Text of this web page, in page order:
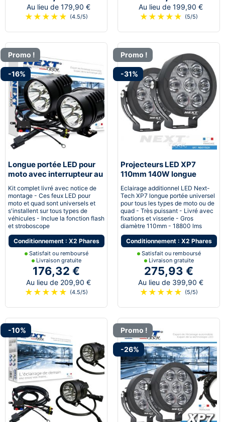
Au lieu de 179,90 €
★ ★ ★ ★ ★ (4.5/5)
Au lieu de 199,90 €
★ ★ ★ ★ ★ (5/5)
Promo !
-16%
Longue portée LED pour
moto avec interrupteur au
guidon
Kit complet livré avec notice de
montage - Ces feux LED pour
moto et quad sont universels et
s'installent sur tous types de
véhicules - Inclue la fonction flash
et stroboscope
Conditionnement : X2 Phares
Satisfait ou remboursé
Livraison gratuite
176,32 €
Au lieu de 209,90 €
★ ★ ★ ★ ★ (4.5/5)
Promo !
-31%
Projecteurs LED XP7
110mm 140W longue
portée pour moto
Eclairage additionnel LED Next-
Tech XP7 longue portée universel
pour tous les types de moto ou de
quad - Très puissant - Livré avec
fixations et visserie - Gros
diamètre 110mm - 18800 lms
Conditionnement : X2 Phares
Satisfait ou remboursé
Livraison gratuite
275,93 €
Au lieu de 399,90 €
★ ★ ★ ★ ★ (5/5)
-10% Promo !
-26%